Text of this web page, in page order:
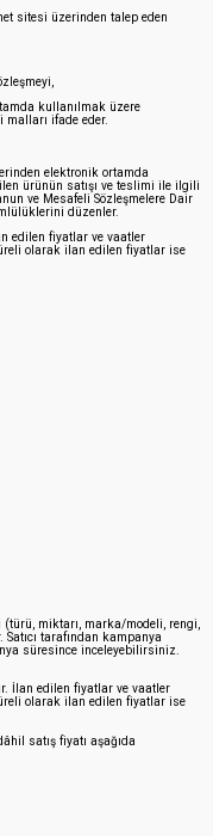
sitesi üzerinden talep eden
kullanılmak üzere
malları ifade eder.
elektronik ortamda
ürünün satışı ve teslimi ile ilgili
ve Mesafeli Sözleşmelere Dair
düzenler.
edilen fiyatlar ve vaatler
olarak ilan edilen fiyatlar ise
miktarı, marka/modeli, rengi,
tarafından kampanya
süresince inceleyebilirsiniz.
İlan edilen fiyatlar ve vaatler
olarak ilan edilen fiyatlar ise
satış fiyatı aşağıda